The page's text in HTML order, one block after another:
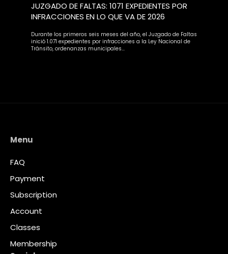
JUZGADO DE FALTAS: 1071 EXPEDIENTES POR
INFRACCIONES EN LO QUE VA DE 2026
Durante los primeros seis meses del año, el Juzgado de Faltas
inició 1.071 expedientes por infracciones a la Ley Nacional de
Tránsito, ordenanzas municipales...
Menu
FAQ
Payment
Subscription
Account
Classes
Membership